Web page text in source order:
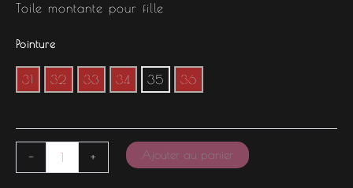
Toile montante pour fille
Pointure
31 32 33 34 35 36
- + Ajouter au panier